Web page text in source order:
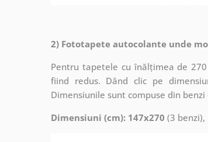
2) Fototapete autocolante unde
Pentru tapetele cu înălțimea de
fiind redus. Dând clic pe
Dimensiunile sunt compuse din
Dimensiuni (cm): 147x270 (3 benzi),